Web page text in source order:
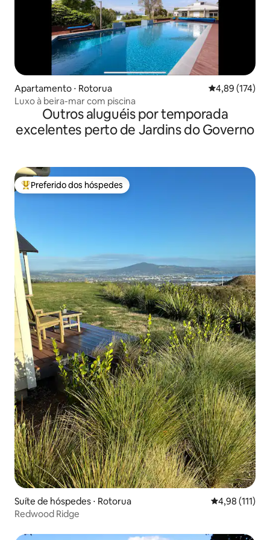
Apartamento ⋅ Rotorua 4,89 de uma
4,89 (174)
Luxo à beira-mar com piscina
Outros aluguéis por temporada
excelentes perto de Jardins do Governo
Entre os melhores preferidos dos hóspedes
Preferido dos hóspedes
Suíte de hóspedes ⋅ Rotorua 4,98 de uma
4,98 (111)
Redwood Ridge